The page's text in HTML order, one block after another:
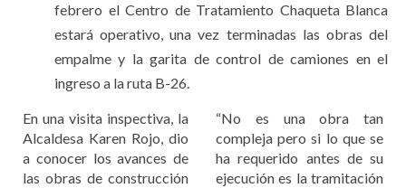
febrero el Centro de Tratamiento Chaqueta Blanca
estará operativo, una vez terminadas las obras del
empalme y la garita de control de camiones en el
ingreso a la ruta B-26.
En una visita inspectiva, la
Alcaldesa Karen Rojo, dio
a conocer los avances de
las obras de construcción
“No es una obra tan
compleja pero si lo que se
ha requerido antes de su
ejecución es la tramitación